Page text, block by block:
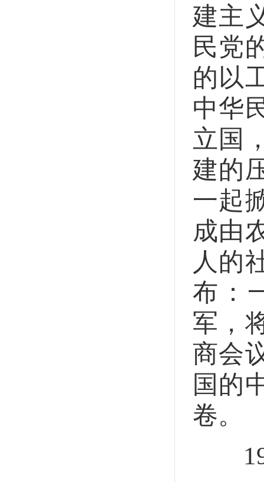
建主
民党
的以
中华
立国
建的
一起
成由
人的
布：
军，
商会
国的
卷。